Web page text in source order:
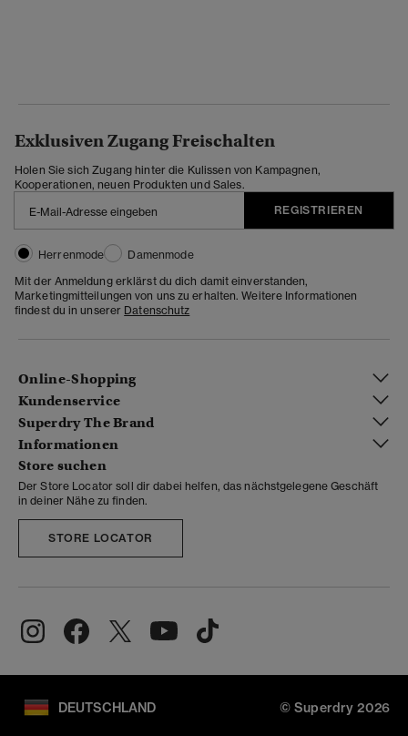
Exklusiven Zugang Freischalten
Holen Sie sich Zugang hinter die Kulissen von Kampagnen,
Kooperationen, neuen Produkten und Sales.
REGISTRIEREN
Herrenmode
Damenmode
Mit der Anmeldung erklärst du dich damit einverstanden,
Marketingmitteilungen von uns zu erhalten. Weitere Informationen
findest du in unserer Datenschutz
Online-Shopping
Kundenservice
Superdry The Brand
Informationen
Store suchen
Der Store Locator soll dir dabei helfen, das nächstgelegene Geschäft
in deiner Nähe zu finden.
STORE LOCATOR
DEUTSCHLAND © Superdry 2026